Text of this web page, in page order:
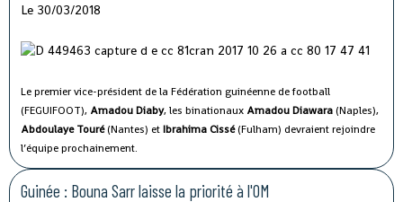
Le 30/03/2018
Le premier vice-président de la Fédération guinéenne de football
(FEGUIFOOT), Amadou Diaby, les binationaux Amadou Diawara (Naples),
Abdoulaye Touré(Nantes) etIbrahima Cissé(Fulham) devraient rejoindre
l’équipe prochainement.
Guinée : Bouna Sarr laisse la priorité à l'OM